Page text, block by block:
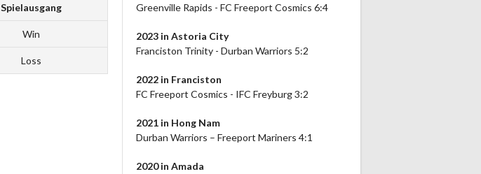
Spielausgang
Win
Loss
Greenville Rapids - FC Freeport Cosmics 6:4
2023 in Astoria City
Franciston Trinity - Durban Warriors 5:2
2022 in Franciston
FC Freeport Cosmics - IFC Freyburg 3:2
2021 in Hong Nam
Durban Warriors – Freeport Mariners 4:1
2020 in Amada